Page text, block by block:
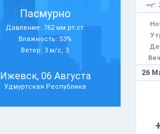
Пасмурно
Давление: 762 мм рт.ст.
Влажность: 53%
Ветер: 3 м/с, З
Ижевск, 06 Августа
Удмуртская Республика
:
26